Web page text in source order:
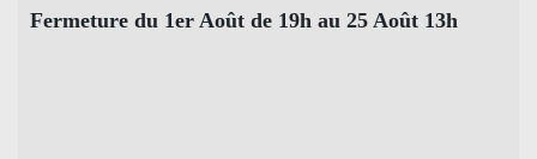
Fermeture du 1er Août de 19h au 25 Août 13h